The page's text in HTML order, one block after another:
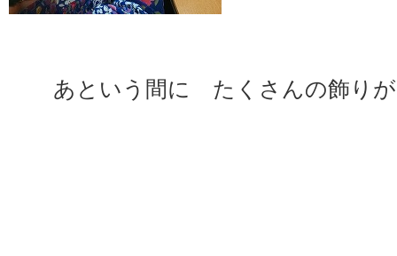
あという間に たくさんの飾り